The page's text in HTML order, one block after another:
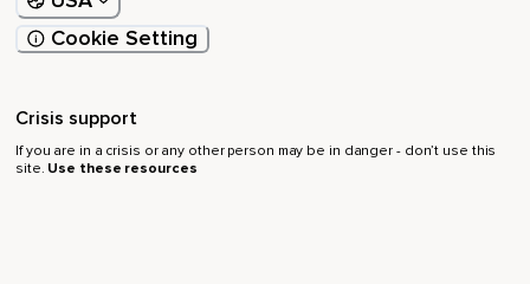
Tu gran propósito,
Bla,
Bla.
Cookie Setting
Crisis support
If you are in a crisis or any other person may be in danger - don’t use this
site. Use these resources